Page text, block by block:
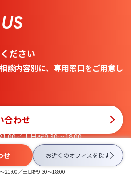
せ お近くのオフィスを探す
21:00／土日祝9:30〜18:00
ださい
談内容別に、専用窓口をご用意し
合わせ
／土日祝9:30〜18:00
合わせ